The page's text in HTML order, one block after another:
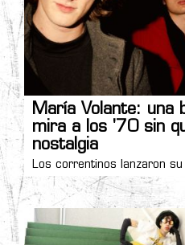
María Volante: una
mira a los '70 sin
nostalgia
Los correntinos lanzaron